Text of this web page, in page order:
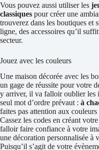
Vous pouvez aussi utiliser les
classiques pour créer une
trouverez dans les boutiques et
ligne, des accessoires qu’il
secteur.
Jouez avec les couleurs
Une maison décorée avec les
un gage de réussite pour votre
y arriver, il va falloir oublier les
seul mot d’ordre prévaut : à
faites pas attention aux
Cassez les codes en créant
falloir faire confiance à votre
une décoration personnalisée à
Puisqu’il s’agit de votre